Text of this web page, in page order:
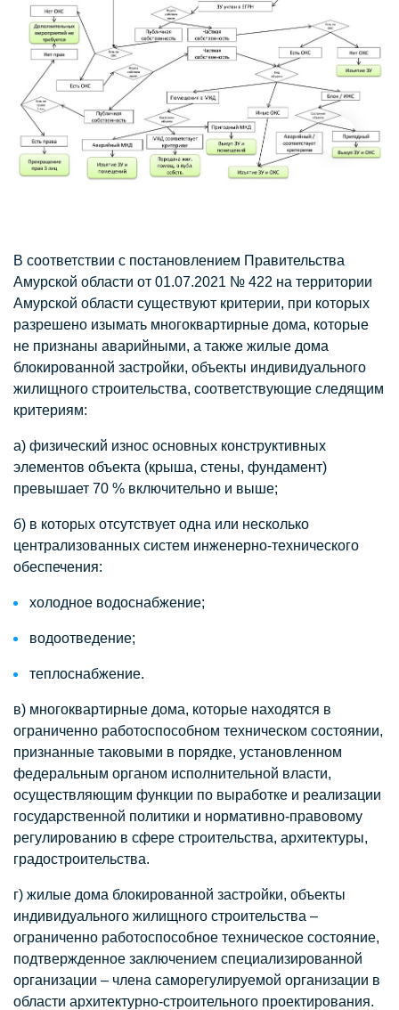
В соответствии с постановлением Правительства
Амурской области от 01.07.2021 № 422 на территории
Амурской области существуют критерии, при которых
разрешено изымать многоквартирные дома, которые
не признаны аварийными, а также жилые дома
блокированной застройки, объекты индивидуального
жилищного строительства, соответствующие следящим
критериям:
а) физический износ основных конструктивных
элементов объекта (крыша, стены, фундамент)
превышает 70 % включительно и выше;
б) в которых отсутствует одна или несколько
централизованных систем инженерно-технического
обеспечения:
холодное водоснабжение;
водоотведение;
теплоснабжение.
в) многоквартирные дома, которые находятся в
ограниченно работоспособном техническом состоянии,
признанные таковыми в порядке, установленном
федеральным органом исполнительной власти,
осуществляющим функции по выработке и реализации
государственной политики и нормативно-правовому
регулированию в сфере строительства, архитектуры,
градостроительства.
г) жилые дома блокированной застройки, объекты
индивидуального жилищного строительства –
ограниченно работоспособное техническое состояние,
подтвержденное заключением специализированной
организации – члена саморегулируемой организации в
области архитектурно-строительного проектирования.